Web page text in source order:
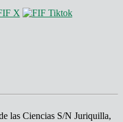
las Ciencias S/N Juriquilla,